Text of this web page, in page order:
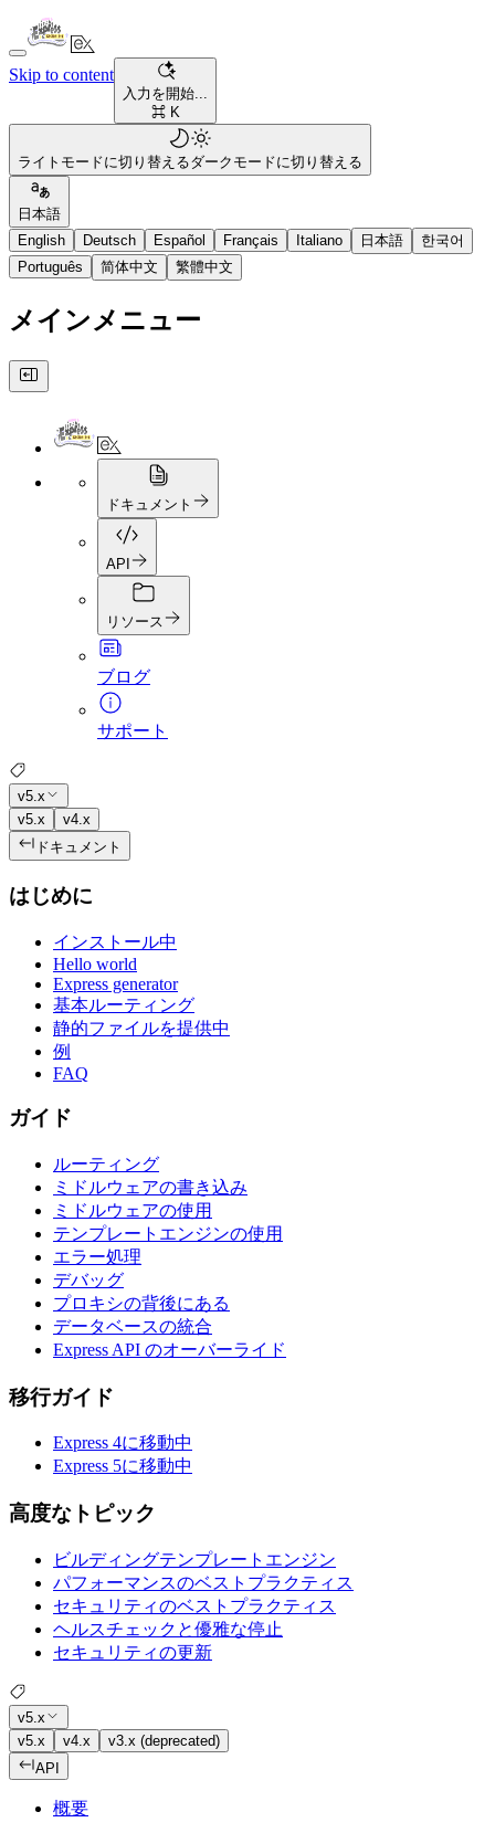
Skip to content
入力を開始...
⌘ K
ライトモードに切り替えるダークモードに切り替える
日本語
English
Deutsch Español Français Italiano 日本語
한국어
Português
简体中文 繁體中文
メインメニュー
ドキュメント
API
リソース
ブログ
サポート
v5.x
v5.x
v4.x
ドキュメント
はじめに
インストール中
Hello world
Express generator
基本ルーティング
静的ファイルを提供中
例
FAQ
ガイド
ルーティング
ミドルウェアの書き込み
ミドルウェアの使用
テンプレートエンジンの使用
エラー処理
デバッグ
プロキシの背後にある
データベースの統合
Express API のオーバーライド
移行ガイド
Express 4に移動中
Express 5に移動中
高度なトピック
ビルディングテンプレートエンジン
パフォーマンスのベストプラクティス
セキュリティのベストプラクティス
ヘルスチェックと優雅な停止
セキュリティの更新
v5.x
v5.x
v4.x
v3.x (deprecated)
API
概要